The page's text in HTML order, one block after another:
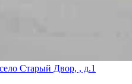
Старый Двор, , д.1